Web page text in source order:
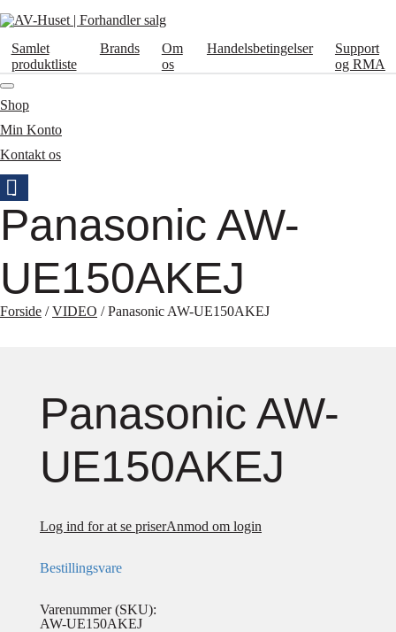
Samlet
produktliste
Brands
Om
os
Handelsbetingelser
Support
og RMA
Shop
Min Konto
Kontakt os
Panasonic AW-
UE150AKEJ
Forside /VIDEO / Panasonic AW-UE150AKEJ
Panasonic AW-
UE150AKEJ
Log ind for at se priserAnmod om login
Bestillingsvare
Varenummer (SKU):
AW-UE150AKEJ